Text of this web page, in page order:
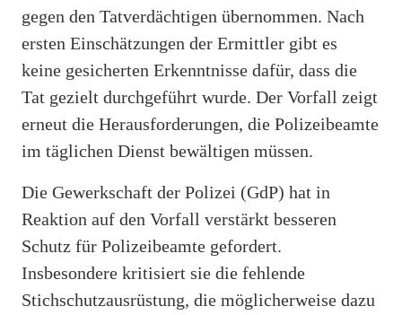
gegen den Tatverdächtigen übernommen. Nach
ersten Einschätzungen der Ermittler gibt es
keine gesicherten Erkenntnisse dafür, dass die
Tat gezielt durchgeführt wurde. Der Vorfall zeigt
erneut die Herausforderungen, die Polizeibeamte
im täglichen Dienst bewältigen müssen.
Die Gewerkschaft der Polizei (GdP) hat in
Reaktion auf den Vorfall verstärkt besseren
Schutz für Polizeibeamte gefordert.
Insbesondere kritisiert sie die fehlende
Stichschutzausrüstung, die möglicherweise dazu